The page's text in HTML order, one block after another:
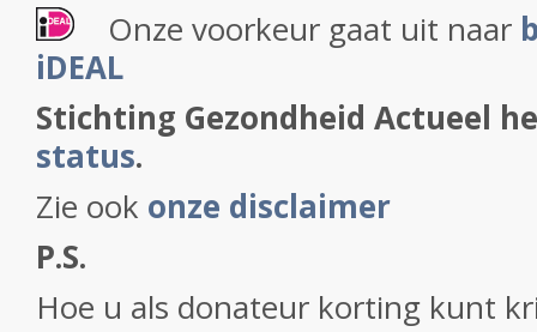
Onze voorkeur gaat uit naar
iDEAL
Stichting Gezondheid Actueel
status.
Zie ook onze disclaimer
P.S.
Hoe u als donateur korting kunt